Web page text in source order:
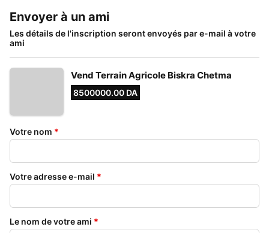
Envoyer à un ami
Les détails de l'inscription seront envoyés par e-mail à votre
ami
Vend Terrain Agricole Biskra Chetma
8500000.00 DA
Votre nom *
Votre adresse e-mail *
Le nom de votre ami *